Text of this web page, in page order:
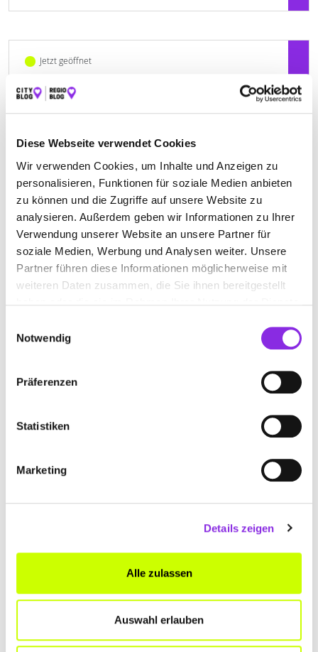
Diese Webseite verwendet Cookies
Wir verwenden Cookies, um Inhalte und Anzeigen zu
personalisieren, Funktionen für soziale Medien anbieten
zu können und die Zugriffe auf unsere Website zu
analysieren. Außerdem geben wir Informationen zu Ihrer
Verwendung unserer Website an unsere Partner für
soziale Medien, Werbung und Analysen weiter. Unsere
Partner führen diese Informationen möglicherweise mit
weiteren Daten zusammen, die Sie ihnen bereitgestellt
Notwendig
Präferenzen
Statistiken
Marketing
Details zeigen
Alle zulassen
Auswahl erlauben
Jetzt geöffnet
PFAFF ENTSORGUNGS GMBH
+49754153010
www.pfaff-entsorgung.de
Jetzt geöffnet
| 88400 Biberach an der Riß DE
FRIEDRICHSHAFEN
| 88046 Friedrichshafen DE
aufloesungen-oberschwaben.de